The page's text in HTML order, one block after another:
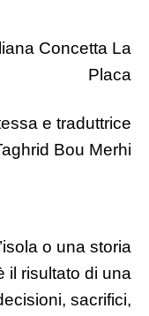
Concetta La
Placa
e traduttrice
Bou Merhi
o una storia
il risultato di una
sacrifici,